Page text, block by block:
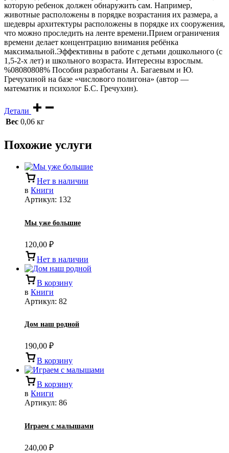
которую ребенок должен обнаружить сам. Например,
животные расположены в порядке возрастания их размера, а
шедевры архитектуры расположены в порядке их сооружения,
что можно проследить на ленте времени.Прием ограничения
времени делает концентрацию внимания ребёнка
максимальной.Эффективны в работе с детьми дошкольного (с
1,5-2-х лет) и школьного возраста. Интересны взрослым.
%08080808% Пособия разработаны А. Багаевым и Ю.
Гречухиной на базе «числового полигона» (автор —
математик и психолог Б.С. Гречухин).
Детали
Вес 0,06 кг
Похожие услуги
Нет в наличии
в Книги
Артикул: 132
Мы уже большие
120,00 ₽
Нет в наличии
В корзину
в Книги
Артикул: 82
Дом наш родной
190,00 ₽
В корзину
В корзину
в Книги
Артикул: 86
Играем с малышами
240,00 ₽